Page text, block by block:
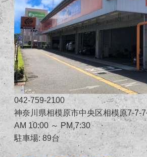
042-759-2100
神奈川県相模原市中央区相模原7-7-7
AM 10:00 ～ PM 7:30
駐車場: 89台